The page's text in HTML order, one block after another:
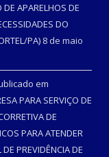
APARELHOS DE
DO
PA) 8 de maio
em
PARA SERVIÇO DE
DE
PARA ATENDER
PREVIDÊNCIA DE